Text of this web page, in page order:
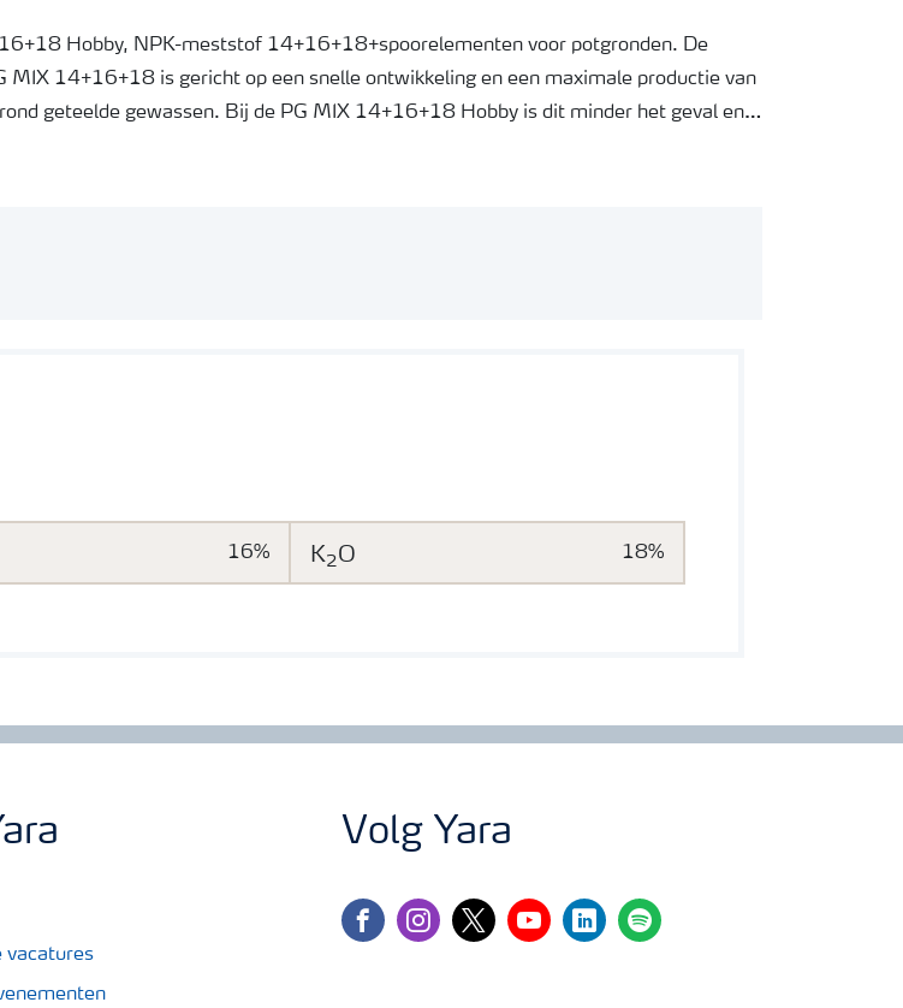
Hobby, NPK-meststof 14+16+18+spoorelementen voor potgronden. De
MIX 14+16+18 is gericht op een snelle ontwikkeling en een maximale productie van
geteelde gewassen. Bij de PG MIX 14+16+18 Hobby is dit minder het geval en
16% K2 O 18%
vacatures
Volg Yara
facebookinstagram
twitteryoutubelinkedinspotify